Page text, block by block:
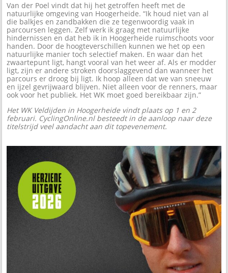
Van der Poel vindt dat hij het getroffen heeft met de
natuurlijke omgeving van Hoogerheide. “Ik houd niet van al
die balkjes en zandbakken die ze tegenwoordig vaak in
parcoursen leggen. Zelf werk ik graag met natuurlijke
hindernissen en dat heb ik in Hoogerheide ruimschoots voor
handen. Door de hoogteverschillen kunnen we het op een
natuurlijke manier toch selectief maken. En waar dan het
zwaartepunt ligt, hangt vooral van het weer af. Als er modder
ligt, zijn er andere stroken doorslaggevend dan wanneer het
parcours er droog bij ligt. Ik hoop alleen dat we van sneeuw
en ijzel gevrijwaard blijven. Niet alleen voor de renners, maar
ook voor het publiek. Het WK moet goed bereikbaar zijn.”
Het WK Veldijden in Hoogerheide vindt plaats op 1 en 2
februari. CyclingOnline.nl besteedt in de aanloop naar deze
titelstrijd veel aandacht aan dit topevenement.